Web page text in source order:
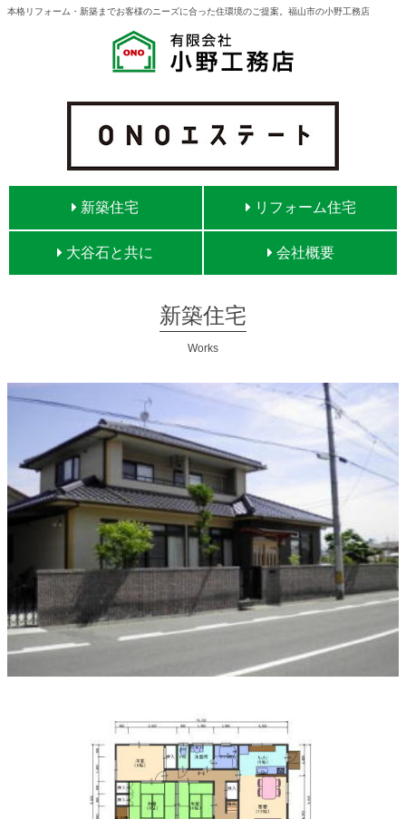
本格リフォーム・新築までお客様のニーズに合った住環境のご提案。福山市の小野工務店
新築住宅 リフォーム住宅
大谷石と共に 会社概要
新築住宅
Works